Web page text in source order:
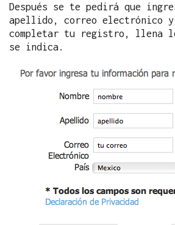
Después se te pedirá que
apellido, correo electrónico
completar tu registro, llena los
se indica.